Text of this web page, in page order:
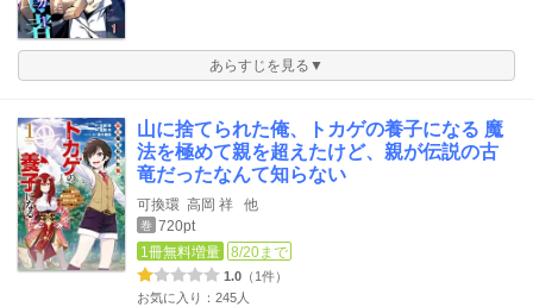
あらすじを見る▼
山に捨てられた俺、トカゲの養子になる 魔
法を極めて親を超えたけど、親が伝説の古
竜だったなんて知らない
可換環 高岡 祥 他
巻 720pt
1冊無料増量
8/20まで
1.0 （1件）
お気に入り：245人